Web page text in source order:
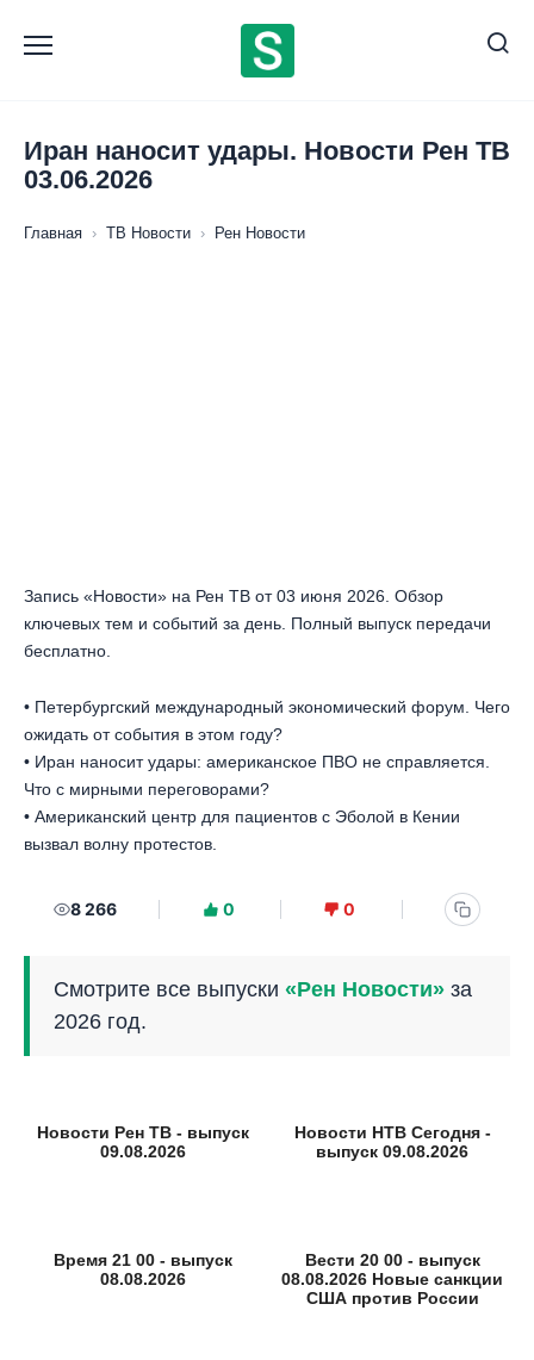
содержанию
Иран наносит удары. Новости Рен ТВ
03.06.2026
Главная › ТВ Новости › Рен Новости
Запись «Новости» на Рен ТВ от 03 июня 2026. Обзор
ключевых тем и событий за день. Полный выпуск передачи
бесплатно.
• Петербургский международный экономический форум. Чего
ожидать от события в этом году?
• Иран наносит удары: американское ПВО не справляется.
Что с мирными переговорами?
• Американский центр для пациентов с Эболой в Кении
вызвал волну протестов.
8 266 0 0
Смотрите все выпуски «Рен Новости» за
2026 год.
Новости Рен ТВ - выпуск
09.08.2026
Новости НТВ Сегодня -
выпуск 09.08.2026
Время 21 00 - выпуск
08.08.2026
Вести 20 00 - выпуск
08.08.2026 Новые санкции
США против России